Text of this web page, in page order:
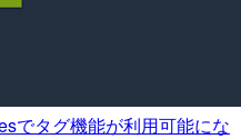
でタグ機能が利用可能にな